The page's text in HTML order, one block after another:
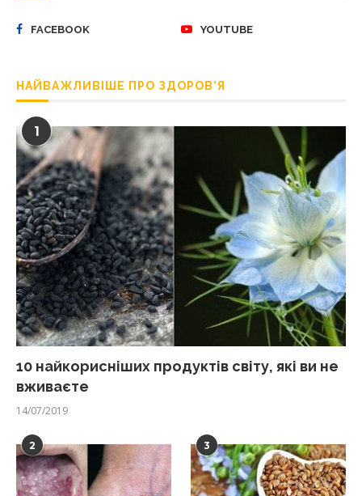
FACEBOOK YOUTUBE
НАЙВАЖЛИВІШЕ ПРО ЗДОРОВ’Я
1
10 найкорисніших продуктів світу, які ви не
вживаєте
14/07/2019
2 3